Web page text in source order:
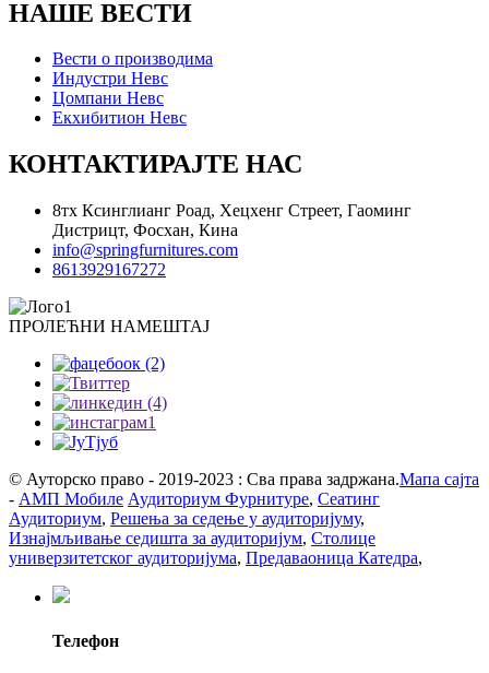
НАШЕ ВЕСТИ
Вести о производима
Индустри Невс
Цомпани Невс
Екхибитион Невс
КОНТАКТИРАЈТЕ НАС
8тх Ксинглианг Роад, Хецхенг Стреет, Гаоминг
Дистрицт, Фосхан, Кина
info@springfurnitures.com
8613929167272
ПРОЛЕЋНИ НАМЕШТАЈ
© Ауторско право - 2019-2023 : Сва права задржана.Мапа сајта
- АМП Мобиле Аудиториум Фурнитуре, Сеатинг
Аудиториум, Решења за седење у аудиторијуму,
Изнајмљивање седишта за аудиторијум, Столице
универзитетског аудиторијума, Предаваоница Катедра,
Телефон